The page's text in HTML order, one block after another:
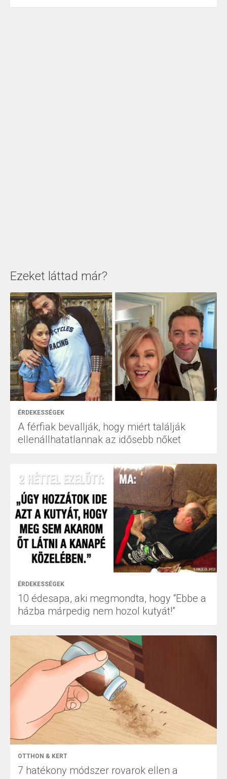
Ezeket láttad már?
ÉRDEKESSÉGEK
A férfiak bevallják, hogy miért találják
ellenállhatatlannak az idősebb nőket
ÉRDEKESSÉGEK
10 édesapa, aki megmondta, hogy “Ebbe a
házba márpedig nem hozol kutyát!”
OTTHON & KERT
7 hatékony módszer rovarok ellen a